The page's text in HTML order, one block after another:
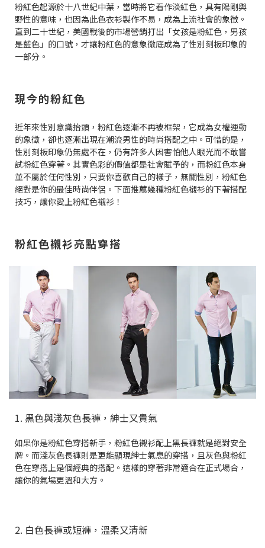
粉紅色起源於十八世紀中葉，當時將它看作淡紅色，具有陽剛與
野性的意味，也因為此色衣衫製作不易，成為上流社會的象徵。
直到二十世紀，美國戰後的市場營銷打出「女孩是粉紅色，男孩
是藍色」的口號，才讓粉紅色的意象徹底成為了性別刻板印象的
一部分。
現今的粉紅色
近年來性別意識抬頭，粉紅色逐漸不再被框架，它成為女權運動
的象徵，卻也逐漸出現在潮流男性的時尚搭配之中。可惜的是，
性別刻板印象仍無處不在，仍有許多人因害怕他人眼光而不敢嘗
試粉紅色穿著。其實色彩的價值都是社會賦予的，而粉紅色本身
並不屬於任何性別，只要你喜歡自己的樣子，無關性別，粉紅色
絕對是你的最佳時尚伴侶。下面推薦幾種粉紅色襯衫的下著搭配
技巧，讓你愛上粉紅色襯衫！
粉紅色襯衫亮點穿搭
1. 黑色與淺灰色長褲，紳士又貴氣
如果你是粉紅色穿搭新手，粉紅色襯衫配上黑長褲就是絕對安全
牌。而淺灰色長褲則是更能顯現紳士氣息的穿搭，且灰色與粉紅
色在穿搭上是個經典的搭配。這樣的穿著非常適合在正式場合，
讓你的氣場更溫和大方。
2. 白色長褲或短褲，溫柔又清新